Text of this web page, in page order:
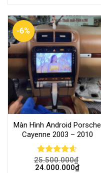
-6%
Màn Hình Android Porsche
Cayenne 2003 – 2010
Rated4.60
out of 5
25.500.000₫
24.000.000₫